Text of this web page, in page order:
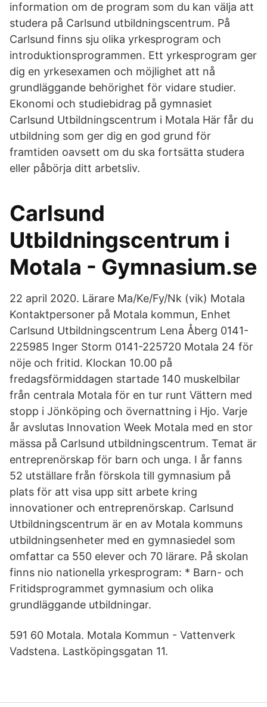
information om de program som du kan välja att
studera på Carlsund utbildningscentrum. På
Carlsund finns sju olika yrkesprogram och
introduktionsprogrammen. Ett yrkesprogram ger
dig en yrkesexamen och möjlighet att nå
grundläggande behörighet för vidare studier.
Ekonomi och studiebidrag på gymnasiet
Carlsund Utbildningscentrum i Motala Här får du
utbildning som ger dig en god grund för
framtiden oavsett om du ska fortsätta studera
eller påbörja ditt arbetsliv.
Carlsund
Utbildningscentrum i
Motala - Gymnasium.se
22 april 2020. Lärare Ma/Ke/Fy/Nk (vik) Motala
Kontaktpersoner på Motala kommun, Enhet
Carlsund Utbildningscentrum Lena Åberg 0141-
225985 Inger Storm 0141-225720 Motala 24 för
nöje och fritid. Klockan 10.00 på
fredagsförmiddagen startade 140 muskelbilar
från centrala Motala för en tur runt Vättern med
stopp i Jönköping och övernattning i Hjo. Varje
år avslutas Innovation Week Motala med en stor
mässa på Carlsund utbildningscentrum. Temat är
entreprenörskap för barn och unga. I år fanns
52 utställare från förskola till gymnasium på
plats för att visa upp sitt arbete kring
innovationer och entreprenörskap. Carlsund
Utbildningscentrum är en av Motala kommuns
utbildningsenheter med en gymnasiedel som
omfattar ca 550 elever och 70 lärare. På skolan
finns nio nationella yrkesprogram: * Barn- och
Fritidsprogrammet gymnasium och olika
grundläggande utbildningar.
591 60 Motala. Motala Kommun - Vattenverk
Vadstena. Lastköpingsgatan 11.